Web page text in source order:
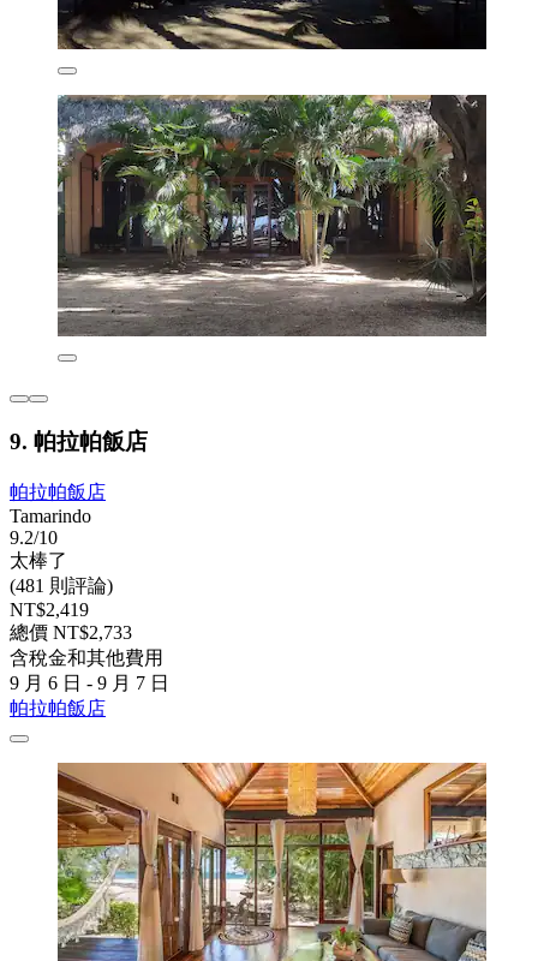
9. 帕拉帕飯店
帕拉帕飯店
Tamarindo
9.2/10
太棒了
(481 則評論)
NT$2,419
總價 NT$2,733
含稅金和其他費用
9 月 6 日 - 9 月 7 日
帕拉帕飯店